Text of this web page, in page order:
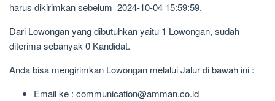
harus dikirimkan sebelum 2024-10-04 15:59:59.
Dari Lowongan yang dibutuhkan yaitu 1 Lowongan, sudah
diterima sebanyak 0 Kandidat.
Anda bisa mengirimkan Lowongan melalui Jalur di bawah ini :
Email ke : communication@amman.co.id